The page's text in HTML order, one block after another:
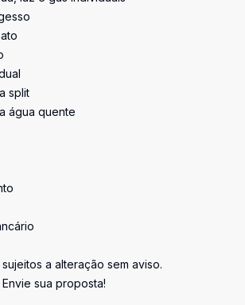
split
água quente
a alteração sem aviso.
sua proposta!